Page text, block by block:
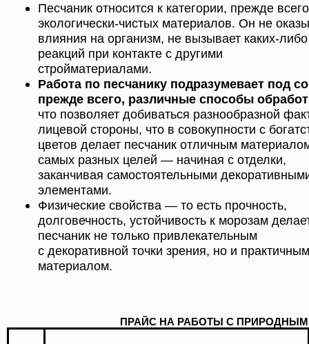
Песчаник относится к категории, прежде
экологически-чистых материалов. Он не
влияния на организм, не вызывает каких-либо
реакций при контакте с другими
стройматериалами.
Работа по песчанику подразумевает под
прежде всего, различные способы
что позволяет добиваться разнообразной
лицевой стороны, что в совокупности с
цветов делает песчаник отличным
самых разных целей — начиная с отделки,
заканчивая самостоятельными
элементами.
Физические свойства — то есть прочность,
долговечность, устойчивость к морозам
песчаник не только привлекательным
с декоративной точки зрения, но и практичным
материалом.
ПРАЙС НА РАБОТЫ С